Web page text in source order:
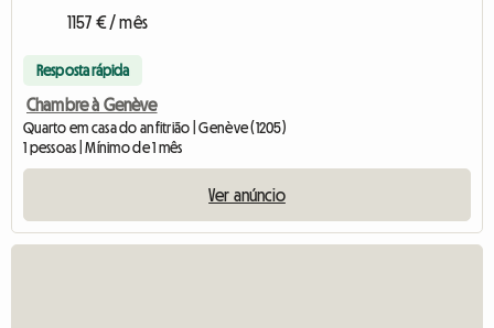
1157 € / mês
Resposta rápida
Chambre à Genève
Quarto em casa do anfitrião | Genève (1205)
1 pessoas | Mínimo de 1 mês
Ver anúncio